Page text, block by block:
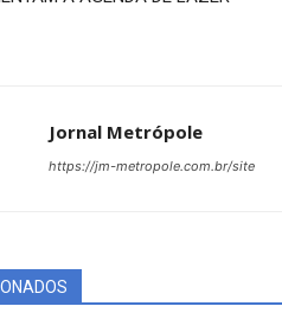
Jornal Metrópole
https://jm-metropole.com.br/site